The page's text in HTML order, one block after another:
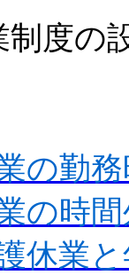
度の
の勤
の時
休業